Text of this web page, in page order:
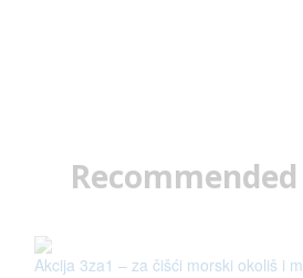
Akcija 3za1 – za čišći morski okoliš i